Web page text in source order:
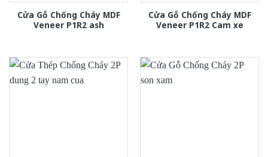
Cửa Gỗ Chống Cháy MDF
Veneer P1R2 ash
Cửa Gỗ Chống Cháy MDF
Veneer P1R2 Cam xe